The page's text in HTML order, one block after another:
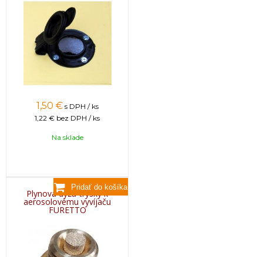
1,50 € s DPH / ks
1,22 € bez DPH / ks
Na sklade
Plynová dýza-trysky k
aerosolovému vyvíjaču
FURETTO